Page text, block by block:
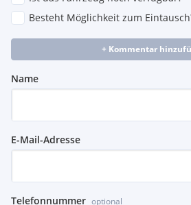
Besteht Möglichkeit zum
+ Kommentar
Name
E-Mail-Adresse
Telefonnummer optional